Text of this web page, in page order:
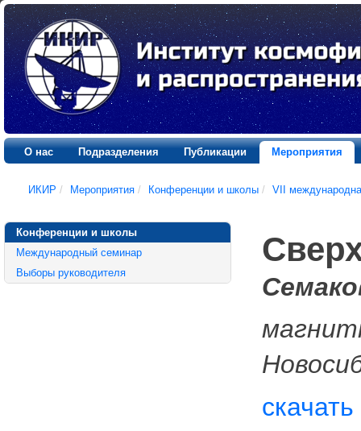
О нас Подразделения Публикации Мероприятия
ИКИР / Мероприятия / Конференции и школы / VII
Конференции и школы
Международный семинар
Выборы руководителя
скачать